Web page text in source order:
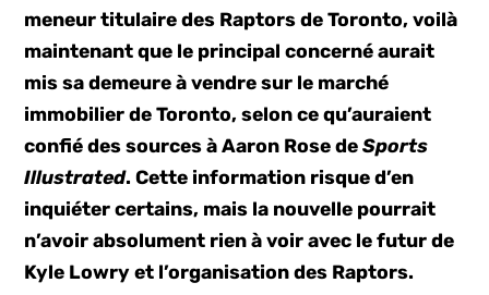
meneur titulaire des Raptors de Toronto, voilà
maintenant que le principal concerné aurait
mis sa demeure à vendre sur le marché
immobilier de Toronto, selon ce qu’auraient
confié des sources à Aaron Rose deSports
Illustrated. Cette information risque d’en
inquiéter certains, mais la nouvelle pourrait
n’avoir absolument rien à voir avec le futur de
Kyle Lowry et l’organisation des Raptors.